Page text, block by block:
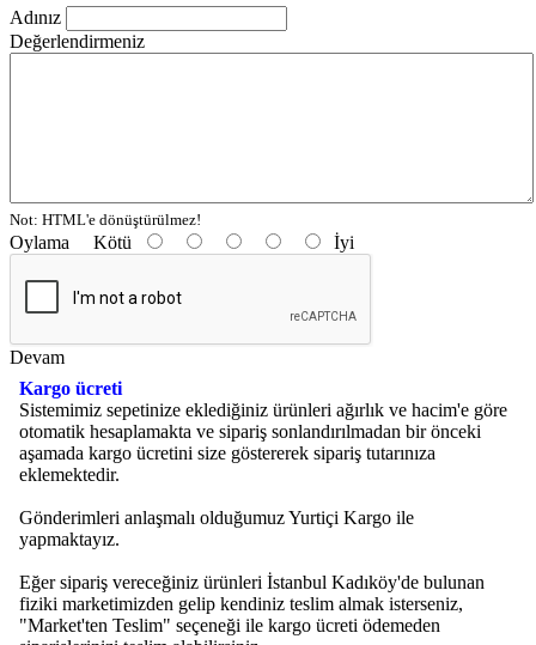
Adınız
Değerlendirmeniz
Not: HTML'e dönüştürülmez!
Oylama Kötü İyi
Devam